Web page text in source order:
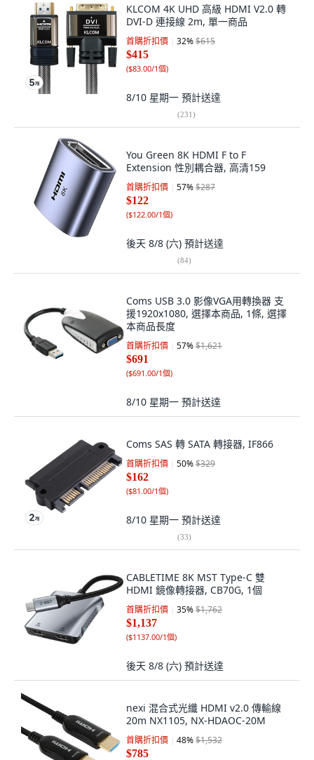
KLCOM 4K UHD 高級 HDMI V2.0 轉
DVI-D 連接線 2m, 單一商品
首購折扣價 32%$615
$415
($83.00/1個)
8/10 星期一 預計送達
(231)
You Green 8K HDMI F to F
Extension 性別耦合器, 高清159
首購折扣價 57%$287
$122
($122.00/1個)
後天 8/8 (六) 預計送達
(84)
Coms USB 3.0 影像VGA用轉換器 支
援1920x1080, 選擇本商品, 1條, 選擇
本商品長度
首購折扣價 57%$1,621
$691
($691.00/1個)
8/10 星期一 預計送達
Coms SAS 轉 SATA 轉接器, IF866
首購折扣價 50%$329
$162
($81.00/1個)
8/10 星期一 預計送達
(33)
CABLETIME 8K MST Type-C 雙
HDMI 鏡像轉接器, CB70G, 1個
首購折扣價 35%$1,762
$1,137
($1137.00/1個)
後天 8/8 (六) 預計送達
nexi 混合式光纖 HDMI v2.0 傳輸線
20m NX1105, NX-HDAOC-20M
首購折扣價 48%$1,532
$785